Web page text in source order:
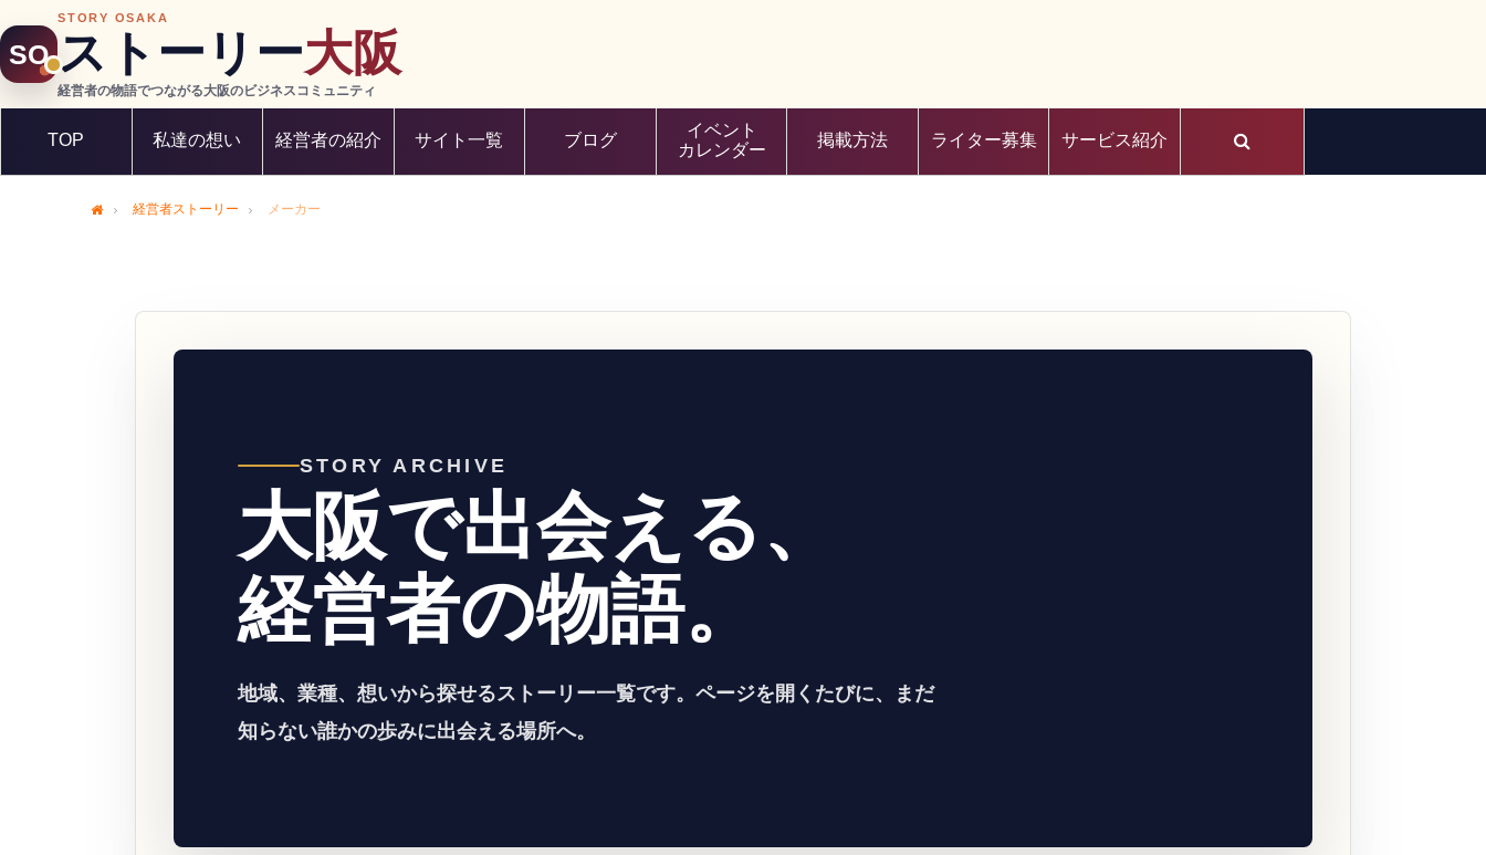
SO
STORY OSAKA
ストーリー大阪
経営者の物語でつながる大阪のビジネスコミュニティ
TOP 私達の想い 経営者の紹介 サイト一覧 ブログ
イベント
カレンダー
掲載方法 ライター募集 サービス紹介
経営者ストーリー メーカー
STORY ARCHIVE
大阪で出会える、
経営者の物語。
地域、業種、想いから探せるストーリー一覧です。ページを開くたびに、まだ
知らない誰かの歩みに出会える場所へ。